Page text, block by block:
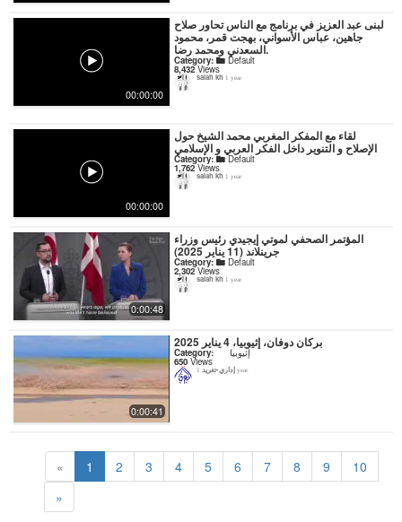
00:00:00
لبنى عبد العزيز في برنامج مع الناس تحاور صلاح
جاهين، عباس الأسواني، بهجت قمر، محمود
السعدني ومحمد رضا.
Category: Default
8,432Views
salah kh 1 year
00:00:00
لقاء مع المفكر المغربي محمد الشيخ حول
الإصلاح و التنوير داخل الفكر العربي و الإسلامي
Category: Default
1,762Views
salah kh 1 year
0:00:48
المؤتمر الصحفي لموتي إيجيدي رئيس وزراء
جرينلاند (11 يناير 2025)
Category: Default
2,302Views
salah kh 1 year
0:00:41
بركان دوفان، إثيوبيا، 4 يناير 2025
Category: إثيوبيا
650 Views
إداري-تغريد 1 year
« 1 2 3 4 5 6 7 8 9
10
»